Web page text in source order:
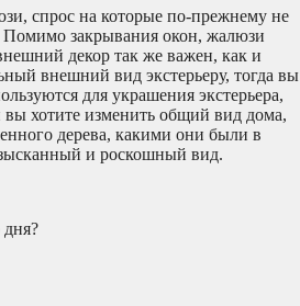
спрос на которые по-прежнему не
закрывания окон, жалюзи
декор так же важен, как и
внешний вид экстерьеру, тогда вы
для украшения экстерьера,
хотите изменить общий вид дома,
дерева, какими они были в
и роскошный вид.